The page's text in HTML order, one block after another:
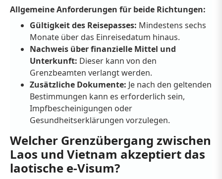
Allgemeine Anforderungen für beide Richtungen:
Gültigkeit des Reisepasses: Mindestens sechs
Monate über das Einreisedatum hinaus.
Nachweis über finanzielle Mittel und
Unterkunft: Dieser kann von den
Grenzbeamten verlangt werden.
Zusätzliche Dokumente: Je nach den geltenden
Bestimmungen kann es erforderlich sein,
Impfbescheinigungen oder
Gesundheitserklärungen vorzulegen.
Welcher Grenzübergang zwischen
Laos und Vietnam akzeptiert das
laotische e-Visum?